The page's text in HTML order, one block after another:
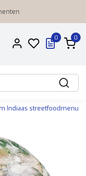
0 0
Indiaas streetfoodmenu